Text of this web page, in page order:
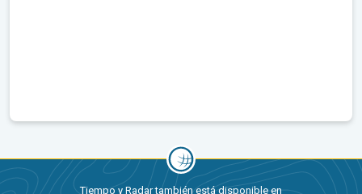
Tiempo y Radar también está disponible en